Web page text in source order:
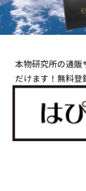
本物研究所の通
だけます！無料登